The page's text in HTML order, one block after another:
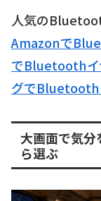
人気の
Amazonで
でBluetoothイ
グでBluetooth
大画面で気
ら選ぶ